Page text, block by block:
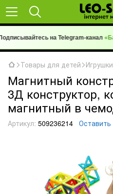
на Telegram-канал
Товары для детей Игрушки
Магнитный
3Д конструктор,
магнитный в
Артикул: 509236214 Оставить